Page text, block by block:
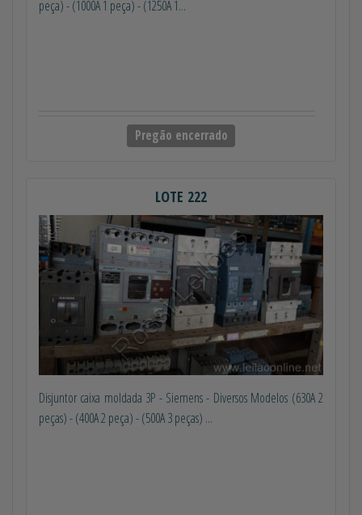
peça) - (1000A 1 peça) - (1250A 1...
Pregão encerrado
LOTE 222
Disjuntor caixa moldada 3P - Siemens - Diversos Modelos (630A 2
peças) - (400A 2 peça) - (500A 3 peças) ...